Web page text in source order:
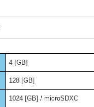
4 [GB]
128 [GB]
1024 [GB] / microSDXC